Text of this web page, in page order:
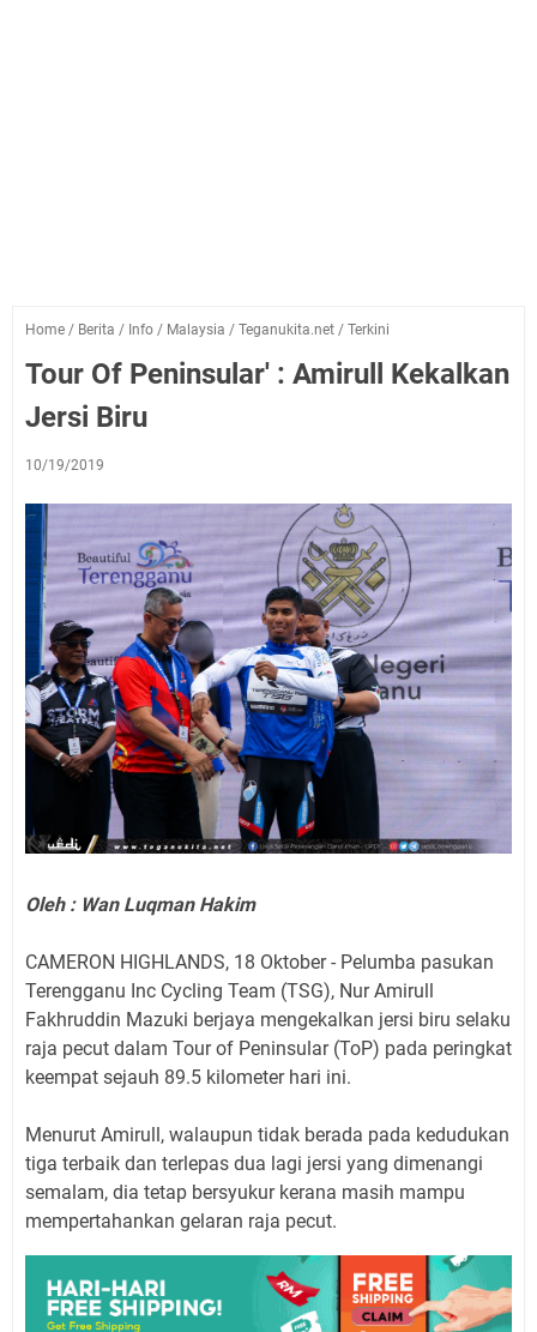
Home / Berita / Info / Malaysia / Teganukita.net / Terkini
Tour Of Peninsular' : Amirull Kekalkan
Jersi Biru
10/19/2019
Oleh : Wan Luqman Hakim
CAMERON HIGHLANDS, 18 Oktober - Pelumba pasukan
Terengganu Inc Cycling Team (TSG), Nur Amirull
Fakhruddin Mazuki berjaya mengekalkan jersi biru selaku
raja pecut dalam Tour of Peninsular (ToP) pada peringkat
keempat sejauh 89.5 kilometer hari ini.
Menurut Amirull, walaupun tidak berada pada kedudukan
tiga terbaik dan terlepas dua lagi jersi yang dimenangi
semalam, dia tetap bersyukur kerana masih mampu
mempertahankan gelaran raja pecut.